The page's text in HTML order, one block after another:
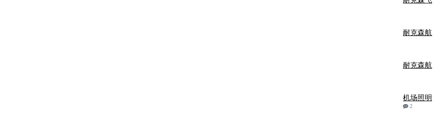
耐克森航
耐克森航
机场照明
2